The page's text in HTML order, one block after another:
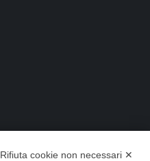
Rifiuta cookie non necessari ✕